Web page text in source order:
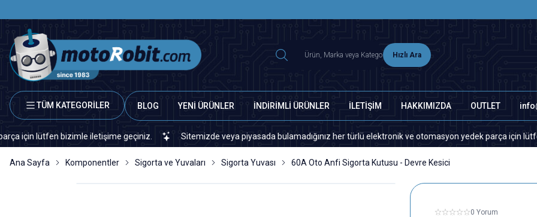
Hızlı Ara
TÜM KATEGORİLER BLOG YENİ ÜRÜNLER İNDİRİMLİ ÜRÜNLER İLETİŞİM HAKKIMIZDA OUTLET
lütfen bizimle iletişime geçiniz. Sitemizde veya piyasada bulamadığınız her türlü elektronik ve otomasyon yedek parça için lütfen
Ana Sayfa Komponentler Sigorta ve Yuvaları Sigorta Yuvası 60A Oto Anfi Sigorta Kutusu - Devre Kesici
0 Yorum